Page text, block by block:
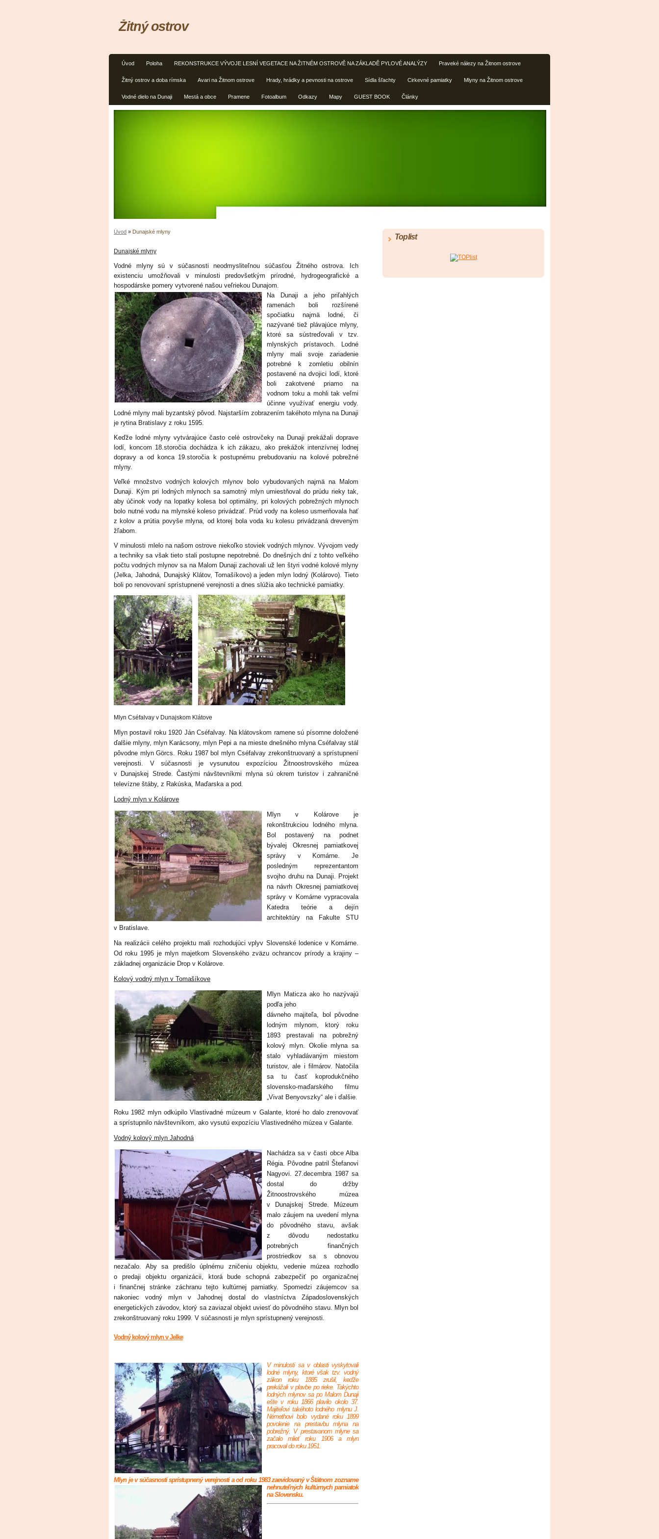
Úvod Poloha REKONSTRUKCE VÝVOJE LESNÍ VEGETACE NA ŽITNÉM OSTROVĚ NA ZÁKLADĚ PYLOVÉ ANALÝZY Praveké nálezy na Žitnom ostrove
Žitný ostrov a doba rímska Avari na Žitnom ostrove Hrady, hrádky a pevnosti na ostrove Sídla šľachty Cirkevné pamiatky Mlyny na Žitnom ostrove
Vodné dielo na Dunaji Mestá a obce Pramene Fotoalbum Odkazy Mapy GUEST BOOK Články
Žitný ostrov
Úvod » Dunajské mlyny
Dunajské mlyny
Vodné mlyny sú v súčasnosti neodmysliteľnou súčasťou Žitného ostrova. Ich
existenciu umožňovali v minulosti predovšetkým prírodné, hydrogeografické a
hospodárske pomery vytvorené našou veľriekou Dunajom.
Na Dunaji a jeho priľahlých
ramenách boli rozšírené
spočiatku najmä lodné, či
nazývané tiež plávajúce mlyny,
ktoré sa sústreďovali v tzv.
mlynských prístavoch. Lodné
mlyny mali svoje zariadenie
potrebné k zomletiu obilnín
postavené na dvojici lodí, ktoré
boli zakotvené priamo na
vodnom toku a mohli tak veľmi
účinne využívať energiu vody.
Lodné mlyny mali byzantský pôvod. Najstarším zobrazením takéhoto mlyna na Dunaji
je rytina Bratislavy z roku 1595.
Keďže lodné mlyny vytvárajúce často celé ostrovčeky na Dunaji prekážali doprave
lodí,
koncom 18.storočia dochádza k ich zákazu, ako prekážok intenzívnej lodnej
dopravy a od konca 19.storočia k postupnému prebudovaniu na kolové pobrežné
mlyny.
Veľké množstvo vodných kolových mlynov bolo vybudovaných najmä na Malom
Dunaji. Kým pri lodných mlynoch sa samotný mlyn umiestňoval do prúdu rieky tak,
aby účinok vody na lopatky kolesa bol optimálny, pri kolových pobrežných mlynoch
bolo nutné vodu na mlynské koleso privádzať. Prúd vody na koleso usmerňovala hať
z kolov a prútia povyše mlyna, od ktorej bola voda ku kolesu privádzaná dreveným
žľabom.
V minulosti mlelo na našom ostrove niekoľko stoviek vodných mlynov. Vývojom vedy
a techniky sa však tieto stali postupne nepotrebné. Do dnešných dní z tohto veľkého
počtu vodných mlynov sa na Malom Dunaji zachovali už len štyri vodné kolové mlyny
(Jelka, Jahodná, Dunajský Klátov, Tomašíkovo) a jeden mlyn lodný (Kolárovo). Tieto
boli po renovovaní sprístupnené verejnosti a dnes slúžia ako technické pamiatky.
Mlyn Cséfalvay v Dunajskom Klátove
Mlyn postavil roku 1920 Ján Cséfalvay. Na klátovskom ramene sú písomne doložené
ďalšie mlyny, mlyn Karácsony, mlyn Pepi a na mieste dnešného mlyna Cséfalvay stál
pôvodne mlyn Görcs. Roku 1987 bol mlyn Cséfalvay zrekonštruovaný a sprístupnení
verejnosti. V súčasnosti je vysunutou expozíciou Žitnoostrovského múzea
v Dunajskej Strede. Častými návštevníkmi mlyna sú okrem turistov i zahraničné
televízne štáby, z Rakúska, Maďarska a pod.
Lodný mlyn v Kolárove
Mlyn v Kolárove je
rekonštrukciou lodného mlyna.
Bol postavený na podnet
bývalej Okresnej pamiatkovej
správy v Komárne. Je
posledným reprezentantom
svojho druhu na Dunaji. Projekt
na návrh Okresnej pamiatkovej
správy v Komárne vypracovala
Katedra teórie a dejín
architektúry na Fakulte STU
v Bratislave.
Na realizácii celého projektu mali rozhodujúci vplyv Slovenské lodenice v Komárne.
Od roku 1995 je mlyn majetkom Slovenského zväzu ochrancov prírody a krajiny –
základnej organizácie Drop v Kolárove.
Kolový vodný mlyn v Tomašíkove
Mlyn Maticza ako ho nazývajú
podľa jeho
dávneho majiteľa, bol pôvodne
lodným mlynom, ktorý roku
1893 prestavali na pobrežný
kolový mlyn. Okolie mlyna sa
stalo vyhladávaným miestom
turistov, ale i filmárov. Natočila
sa tu časť koprodukčného
slovensko-maďarského filmu
„Vivat Benyovszky“ ale i ďalšie.
Roku 1982 mlyn odkúpilo Vlastivadné múzeum v Galante, ktoré ho dalo zrenovovať
a sprístupnilo návštevníkom, ako vysutú expozíciu Vlastivedného múzea v Galante.
Vodný kolový mlyn Jahodná
Nachádza sa v časti obce Alba
Régia. Pôvodne patril Štefanovi
Nagyovi. 27.decembra 1987 sa
dostal do držby
Žitnoostrovského múzea
v Dunajskej Strede. Múzeum
malo záujem na uvedení mlyna
do pôvodného stavu, avšak
z dôvodu nedostatku
potrebných finančných
prostriedkov sa s obnovou
nezačalo. Aby sa predišlo úplnému zničeniu objektu, vedenie múzea rozhodlo
o predaji objektu organizácii, ktorá bude schopná zabezpečiť po organizačnej
i finančnej stránke záchranu tejto kultúrnej pamiatky. Spomedzi záujemcov sa
nakoniec vodný mlyn v Jahodnej dostal do vlastníctva Západoslovenských
energetických závodov, ktorý sa zaviazal objekt uviesť do pôvodného stavu. Mlyn bol
zrekonštruovaný roku 1999. V súčasnosti je mlyn sprístupnený verejnosti.
Vodný kolový mlyn v Jelke
V minulosti sa v oblasti vyskytovali
lodné mlyny, ktoré však tzv. vodný
zákon roku 1885 zrušil, keďže
prekážali v plavbe po rieke. Takýchto
lodných mlynov sa po Malom Dunaji
ešte v roku 1866 plavilo okolo 37.
Majiteľovi takéhoto lodného mlynu J.
Némethovi bolo vydané roku 1899
povolenie na prestavbu mlyna na
pobrežný. V prestavanom mlyne sa
začalo mlieť roku 1906 a mlyn
pracoval do roku 1951.
Mlyn je v súčasnosti sprístupnený verejnosti a od roku 1983 zaevidovaný v Štátnom zozname
nehnuteľných kultúrnych pamiatok
na Slovensku.
Toplist